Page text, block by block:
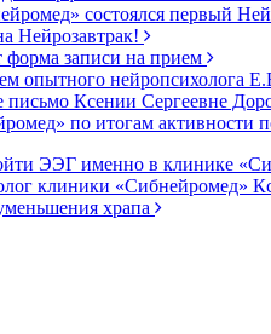
состоялся первый
Нейрозавтрак!
форма записи на прием
опытного нейропсихолога
письмо Ксении Сергеевне
по итогам активности
ЭЭГ именно в клинике
клиники
храпа